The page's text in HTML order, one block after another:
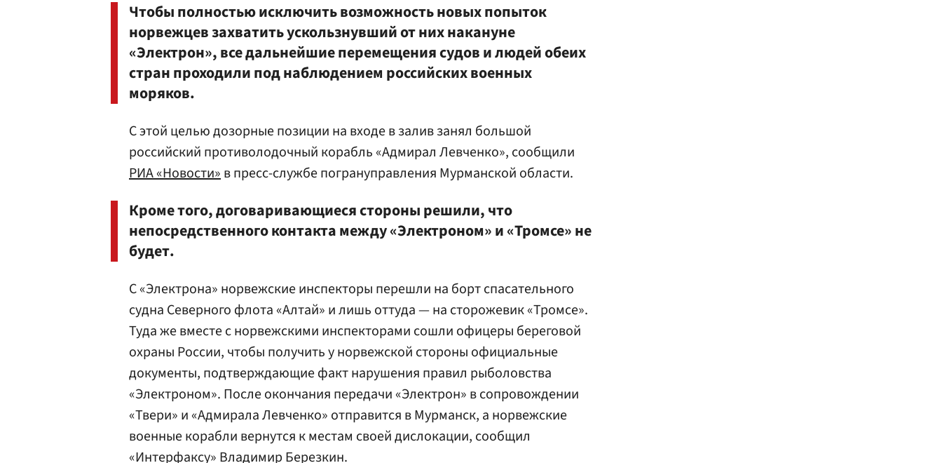
Чтобы полностью исключить возможность новых попыток
норвежцев захватить ускользнувший от них накануне
«Электрон», все дальнейшие перемещения судов и людей обеих
стран проходили под наблюдением российских военных
моряков.
С этой целью дозорные позиции на входе в залив занял большой
российский противолодочный корабль «Адмирал Левченко», сообщили
РИА «Новости»в пресс-службе погрануправления Мурманской области.
Кроме того, договаривающиеся стороны решили, что
непосредственного контакта между «Электроном» и «Тромсе» не
будет.
С «Электрона» норвежские инспекторы перешли на борт спасательного
судна Северного флота «Алтай» и лишь оттуда — на сторожевик «Тромсе».
Туда же вместе с норвежскими инспекторами сошли офицеры береговой
охраны России, чтобы получить у норвежской стороны официальные
документы, подтверждающие факт нарушения правил рыболовства
«Электроном». После окончания передачи «Электрон» в сопровождении
«Твери» и «Адмирала Левченко» отправится в Мурманск, а норвежские
военные корабли вернутся к местам своей дислокации, сообщил
«Интерфаксу» Владимир Березкин.